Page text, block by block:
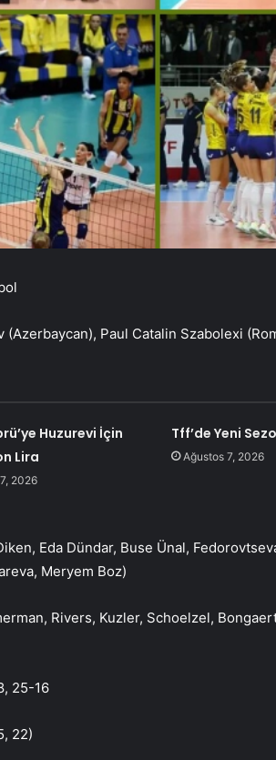
Paul Catalin Szabolexi
Huzurevi İçin
Lira
2026
Tff’de Yeni
Ağustos 7, 2026
Eda Dündar, Buse Ünal,
Meryem Boz)
Rivers, Kuzler, Schoelzel,
25-16
22)